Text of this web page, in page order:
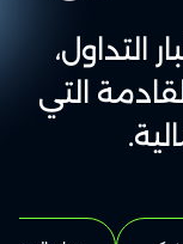
التداول،
التي